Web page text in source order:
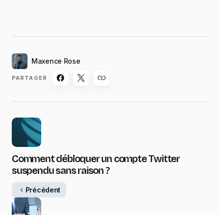
Maxence Rose
PARTAGER
Comment débloquer un compte Twitter
suspendu sans raison ?
Précédent